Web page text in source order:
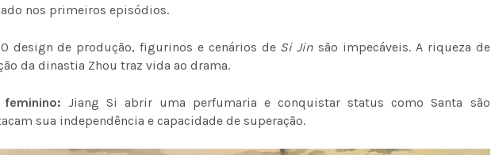
nos primeiros episódios.
O design de produção, figurinos e cenários de Si Jin são impecáveis. A riqueza de
da dinastia Zhou traz vida ao drama.
feminino: Jiang Si abrir uma perfumaria e conquistar status como Santa são
sua independência e capacidade de superação.